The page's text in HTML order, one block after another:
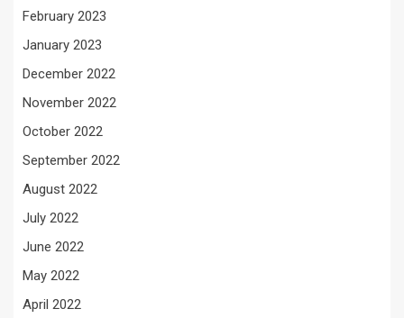
February 2023
January 2023
December 2022
November 2022
October 2022
September 2022
August 2022
July 2022
June 2022
May 2022
April 2022